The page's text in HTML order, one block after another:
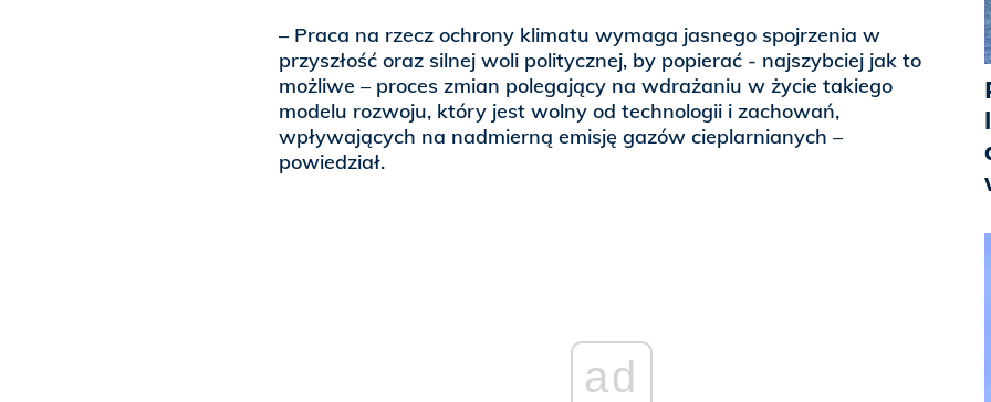
– Praca na rzecz ochrony klimatu wymaga jasnego spojrzenia w
przyszłość oraz silnej woli politycznej, by popierać - najszybciej jak to
możliwe – proces zmian polegający na wdrażaniu w życie takiego
modelu rozwoju, który jest wolny od technologii i zachowań,
wpływających na nadmierną emisję gazów cieplarnianych –
powiedział.
ad